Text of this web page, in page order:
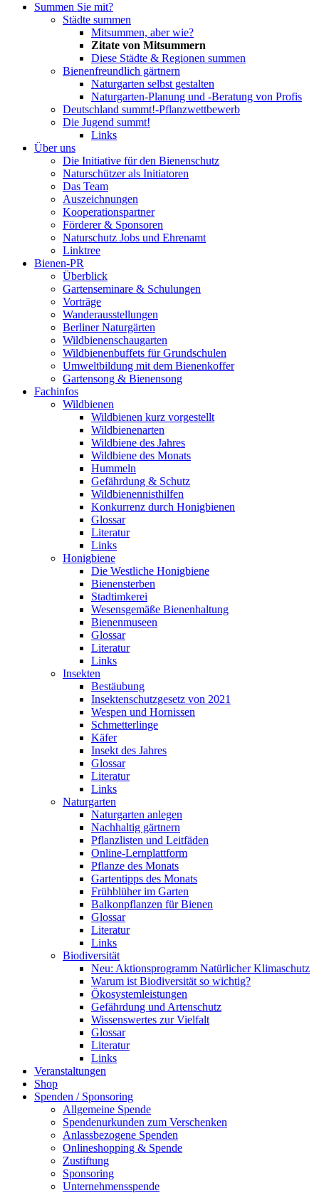
Summen Sie mit?
Städte summen
Mitsummen, aber wie?
Zitate von Mitsummern
Diese Städte & Regionen summen
Bienenfreundlich gärtnern
Naturgarten selbst gestalten
Naturgarten-Planung und -Beratung von Profis
Deutschland summt!-Pflanzwettbewerb
Die Jugend summt!
Links
Über uns
Die Initiative für den Bienenschutz
Naturschützer als Initiatoren
Das Team
Auszeichnungen
Kooperationspartner
Förderer & Sponsoren
Naturschutz Jobs und Ehrenamt
Linktree
Bienen-PR
Überblick
Gartenseminare & Schulungen
Vorträge
Wanderausstellungen
Berliner Naturgärten
Wildbienenschaugarten
Wildbienenbuffets für Grundschulen
Umweltbildung mit dem Bienenkoffer
Gartensong & Bienensong
Fachinfos
Wildbienen
Wildbienen kurz vorgestellt
Wildbienenarten
Wildbiene des Jahres
Wildbiene des Monats
Hummeln
Gefährdung & Schutz
Wildbienennisthilfen
Konkurrenz durch Honigbienen
Glossar
Literatur
Links
Honigbiene
Die Westliche Honigbiene
Bienensterben
Stadtimkerei
Wesensgemäße Bienenhaltung
Bienenmuseen
Glossar
Literatur
Links
Insekten
Bestäubung
Insektenschutzgesetz von 2021
Wespen und Hornissen
Schmetterlinge
Käfer
Insekt des Jahres
Glossar
Literatur
Links
Naturgarten
Naturgarten anlegen
Nachhaltig gärtnern
Pflanzlisten und Leitfäden
Online-Lernplattform
Pflanze des Monats
Gartentipps des Monats
Frühblüher im Garten
Balkonpflanzen für Bienen
Glossar
Literatur
Links
Biodiversität
Neu: Aktionsprogramm Natürlicher Klimaschutz
Warum ist Biodiversität so wichtig?
Ökosystemleistungen
Gefährdung und Artenschutz
Wissenswertes zur Vielfalt
Glossar
Literatur
Links
Veranstaltungen
Shop
Spenden / Sponsoring
Allgemeine Spende
Spendenurkunden zum Verschenken
Anlassbezogene Spenden
Onlineshopping & Spende
Zustiftung
Sponsoring
Unternehmensspende